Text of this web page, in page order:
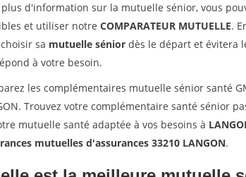
plus d'information sur la mutuelle sénior, vous
et utiliser notre COMPARATEUR MUTUELLE.
sa mutuelle sénior dès le départ et évitera
à votre besoin.
les complémentaires mutuelle sénior santé
Trouvez votre complémentaire santé sénior
mutuelle santé adaptée à vos besoins à
mutuelles d'assurances 33210 LANGON.